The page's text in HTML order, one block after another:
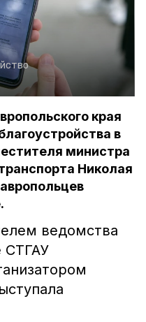
края
в
министра
Николая
ведомства
СТГАУ